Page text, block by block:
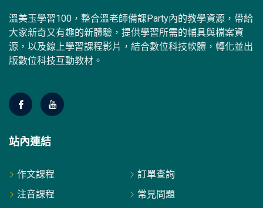
溫美玉學習100，整合溫老師備課Party內的教學資源，帶給
大家新奇又有趣的新體驗，提供學習所需的輔具與檔案資
源，以及線上學習課程影片，結合數位科技軟體，轉化並出
版數位科技互動教材。
站內連結
作文課程
訂單查詢
注音課程
常見問題